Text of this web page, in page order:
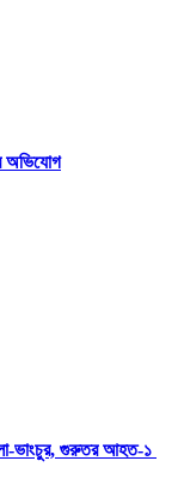
অভিযোগ
ভাংচুর, গুরুতর আহত-১